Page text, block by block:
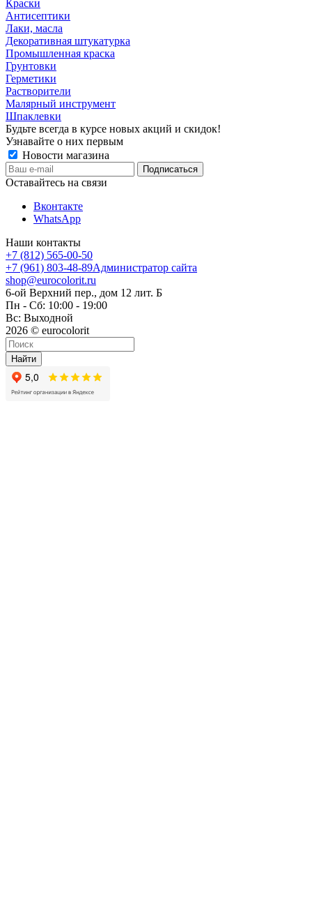
Краски
Антисептики
Лаки, масла
Декоративная штукатурка
Промышленная краска
Грунтовки
Герметики
Растворители
Малярный инструмент
Шпаклевки
Будьте всегда в курсе новых акций и скидок!
Узнавайте о них первым
Новости магазина
Оставайтесь на связи
Вконтакте
WhatsApp
Наши контакты
+7 (812) 565-00-50
+7 (961) 803-48-89Администратор сайта
shop@eurocolorit.ru
6-ой Верхний пер., дом 12 лит. Б
Пн - Сб: 10:00 - 19:00
Вс: Выходной
2026 © eurocolorit
Найти